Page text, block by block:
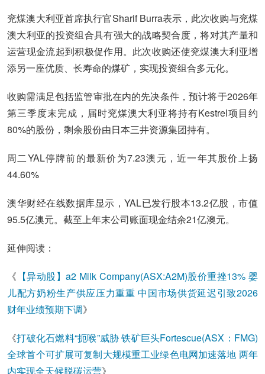
兖煤澳大利亚首席执行官Sharif Burra表示，此次收购与兖煤
澳大利亚的投资组合具有强大的战略契合度，将对其产量和
运营现金流起到积极促作用。此次收购还使兖煤澳大利亚增
添另一座优质、长寿命的煤矿，实现投资组合多元化。
收购需满足包括监管审批在内的先决条件，预计将于2026年
第三季度末完成，届时兖煤澳大利亚将持有Kestrel项目约
80%的股份，剩余股份由日本三井资源集团持有。
周二YAL停牌前的最新价为7.23澳元，近一年其股价上扬
44.60%
澳华财经在线数据库显示，YAL已发行股本13.2亿股，市值
95.5亿澳元。截至上年末公司账面现金结余21亿澳元。
延伸阅读：
《 【异动股】a2 Milk Company(ASX:A2M)股价重挫13% 婴
儿配方奶粉生产供应压力重重 中国市场供货延迟引致2026
财年业绩预期下调》
《打破化石燃料“扼喉”威胁 铁矿巨头Fortescue(ASX：FMG)
全球首个可扩展可复制大规模重工业绿色电网加速落地 两年
内实现全天候脱碳运营》